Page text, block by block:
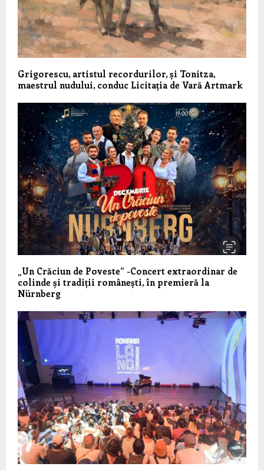
Grigorescu, artistul recordurilor, și Tonitza,
maestrul nudului, conduc Licitația de Vară Artmark
„Un Crăciun de Poveste” -Concert extraordinar de
colinde și tradiții românești, în premieră la
Nürnberg